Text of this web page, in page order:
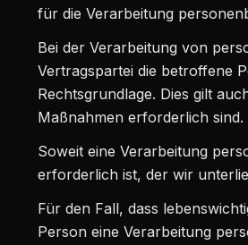
für die Verarbeitung
Bei der Verarbeitung von
Vertragspartei die betroffene
Rechtsgrundlage. Dies gilt
Maßnahmen erforderlich sind.
Soweit eine Verarbeitung
erforderlich ist, der wir
Für den Fall, dass
Person eine Verarbeitung